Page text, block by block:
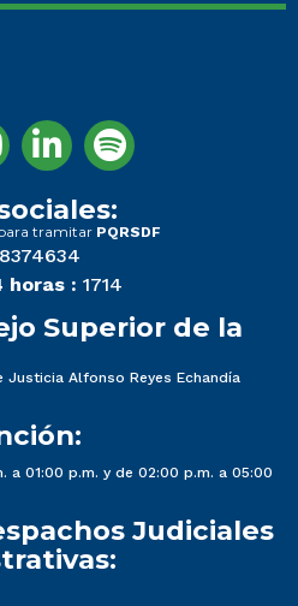
tramitar PQRSDF
8374634
horas : 1714
Superior de la
Justicia Alfonso Reyes Echandía
a 01:00 p.m. y de 02:00 p.m. a 05:00
Judiciales